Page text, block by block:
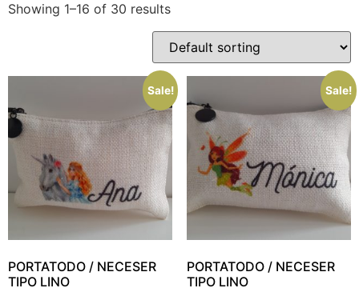
Showing 1–16 of 30 results
Sale!
PORTATODO / NECESER
TIPO LINO
Sale!
PORTATODO / NECESER
TIPO LINO